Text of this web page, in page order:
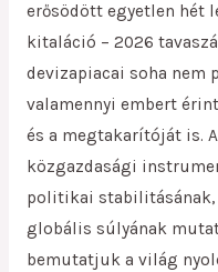
erősödött egyetlen hét
kitaláció – 2026
devizapiacai soha nem
valamennyi embert
és a megtakarítóját is.
közgazdasági
politikai stabilitásának,
globális súlyának
bemutatjuk a világ